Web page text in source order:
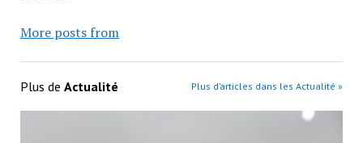
More posts from
Plus de Actualité Plus d’articles dans les Actualité »